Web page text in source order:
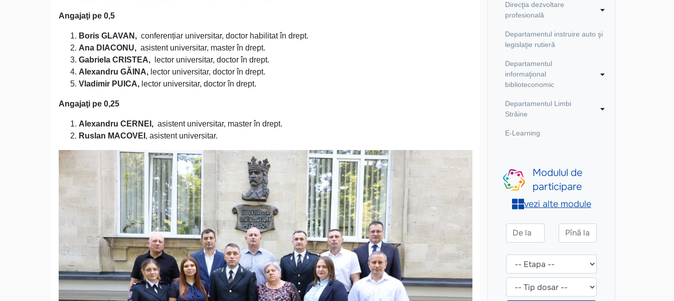
Angajaţi pe 0,5
Boris GLAVAN, conferențiar universitar, doctor habilitat în drept.
Ana DIACONU, asistent universitar, master în drept.
Gabriela CRISTEA,
lector universitar, doctor în drept.
Alexandru GĂINA, lector universitar, doctor în drept.
Vladimir PUICA, lector universitar, doctor în drept.
Angajaţi pe 0,25
Alexandru CERNEI, asistent universitar, master în drept.
Ruslan MACOVEI , asistent universitar.
Direcţia dezvoltare
profesională
Departamentul instruire auto şi
legislaţie rutieră
Departamentul
informaţional
biblioteconomic
Departamentul Limbi
Străine
E-Learning